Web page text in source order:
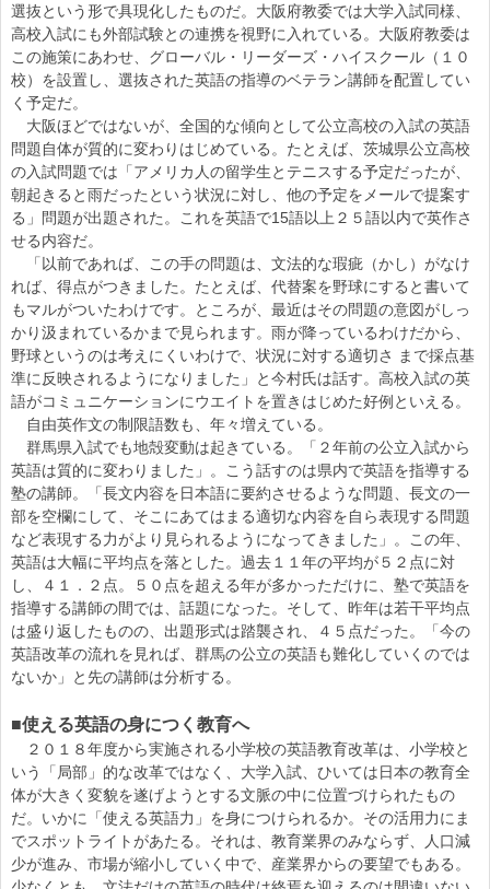
選抜という形で具現化したものだ。大阪府教委では大学入試同様、
高校入試にも外部試験との連携を視野に入れている。大阪府教委は
この施策にあわせ、グローバル・リーダーズ・ハイスクール（１０
校）を設置し、選抜された英語の指導のベテラン講師を配置してい
く予定だ。
大阪ほどではないが、全国的な傾向として公立高校の入試の英語
問題自体が質的に変わりはじめている。たとえば、茨城県公立高校
の入試問題では「アメリカ人の留学生とテニスする予定だったが、
朝起きると雨だったという状況に対し、他の予定をメールで提案す
る」問題が出題された。これを英語で15語以上２５語以内で英作さ
せる内容だ。
「以前であれば、この手の問題は、文法的な瑕疵（かし）がなけ
れば、得点がつきました。たとえば、代替案を野球にすると書いて
もマルがついたわけです。ところが、最近はその問題の意図がしっ
かり汲まれているかまで見られます。雨が降っているわけだから、
野球というのは考えにくいわけで、状況に対する適切さ まで採点基
準に反映されるようになりました」と今村氏は話す。高校入試の英
語がコミュニケーションにウエイトを置きはじめた好例といえる。
自由英作文の制限語数も、年々増えている。
群馬県入試でも地殻変動は起きている。「２年前の公立入試から
英語は質的に変わりました」。こう話すのは県内で英語を指導する
塾の講師。「長文内容を日本語に要約させるような問題、長文の一
部を空欄にして、そこにあてはまる適切な内容を自ら表現する問題
など表現する力がより見られるようになってきました」。この年、
英語は大幅に平均点を落とした。過去１１年の平均が５２点に対
し、４１．２点。５０点を超える年が多かっただけに、塾で英語を
指導する講師の間では、話題になった。そして、昨年は若干平均点
は盛り返したものの、出題形式は踏襲され、４５点だった。「今の
英語改革の流れを見れば、群馬の公立の英語も難化していくのでは
ないか」と先の講師は分析する。
■使える英語の身につく教育へ
２０１８年度から実施される小学校の英語教育改革は、小学校と
いう「局部」的な改革ではなく、大学入試、ひいては日本の教育全
体が大きく変貌を遂げようとする文脈の中に位置づけられたもの
だ。いかに「使える英語力」を身につけられるか。その活用力にま
でスポットライトがあたる。それは、教育業界のみならず、人口減
少が進み、市場が縮小していく中で、産業界からの要望でもある。